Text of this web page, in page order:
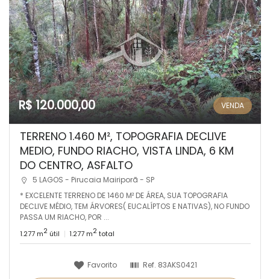
R$ 120.000,00 VENDA
TERRENO 1.460 M², TOPOGRAFIA DECLIVE
MEDIO, FUNDO RIACHO, VISTA LINDA, 6 KM
DO CENTRO, ASFALTO
5 LAGOS - Pirucaia Mairiporã - SP
* EXCELENTE TERRENO DE 1460 M² DE ÁREA, SUA TOPOGRAFIA
DECLIVE MÉDIO, TEM ÁRVORES( EUCALÍPTOS E NATIVAS), NO FUNDO
PASSA UM RIACHO, POR ...
1.277 m2 útil 1.277 m2total
Favorito Ref. 83AKS0421